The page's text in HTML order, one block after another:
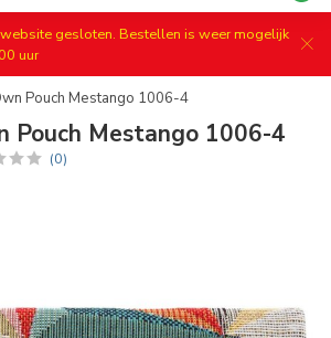
gesloten. Bestellen is weer mogelijk
uur
Pouch Mestango 1006-4
Pouch Mestango 1006-4
(0)